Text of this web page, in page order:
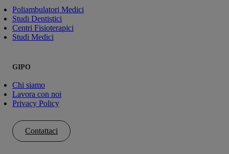
Poliambulatori Medici
Studi Dentistici
Centri Fisioterapici
Studi Medici
GIPO
Chi siamo
Lavora con noi
Privacy Policy
Contattaci